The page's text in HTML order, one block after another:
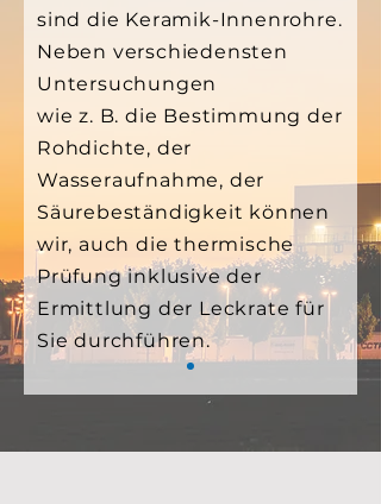
sind die Keramik-Innenrohre.
Neben verschiedensten
Untersuchungen
wie z. B. die Bestimmung der
Rohdichte, der
Wasseraufnahme, der
Säurebeständigkeit können
wir, auch die thermische
Prüfung inklusive der
Ermittlung der Leckrate für
Sie durchführen.